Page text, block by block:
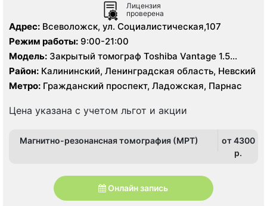
Лицензия
проверена
Адрес: Всеволожск, ул. Социалистическая,107
Режим работы: 9:00-21:00
Модель: Закрытый томограф Toshiba Vantage 1.5
Тесла, КТ Toshiba Alexion 16 срезов
Район: Калининский, Ленинградская область, Невский
Метро: Гражданский проспект, Ладожская, Парнас
Цена указана с учетом льгот и акции
Магнитно-резонансная томография (МРТ)
от 4300
p.
Онлайн запись